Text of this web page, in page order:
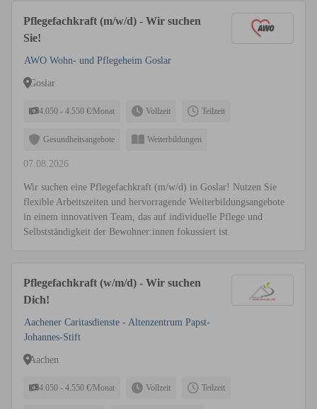
Pflegefachkraft (m/w/d) - Wir suchen
Sie!
AWO Wohn- und Pflegeheim Goslar
Goslar
4.050 - 4.550 €/Monat Vollzeit Teilzeit
Gesundheitsangebote Weiterbildungen
07.08.2026
Wir suchen eine Pflegefachkraft (m/w/d) in Goslar! Nutzen Sie
flexible Arbeitszeiten und hervorragende Weiterbildungsangebote
in einem innovativen Team, das auf individuelle Pflege und
Selbstständigkeit der Bewohner:innen fokussiert ist.
Pflegefachkraft (w/m/d) - Wir suchen
Dich!
Aachener Caritasdienste - Altenzentrum Papst-
Johannes-Stift
Aachen
4.050 - 4.550 €/Monat Vollzeit Teilzeit